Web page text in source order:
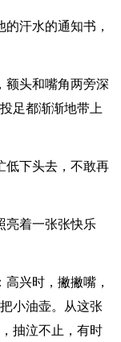
汗水的通知书，
额头和嘴角两旁深
足都渐渐地带上
低下头去，不敢再
亮着一张张快乐
兴时，撇撇嘴，
小油壶。从这张
抽泣不止，有时